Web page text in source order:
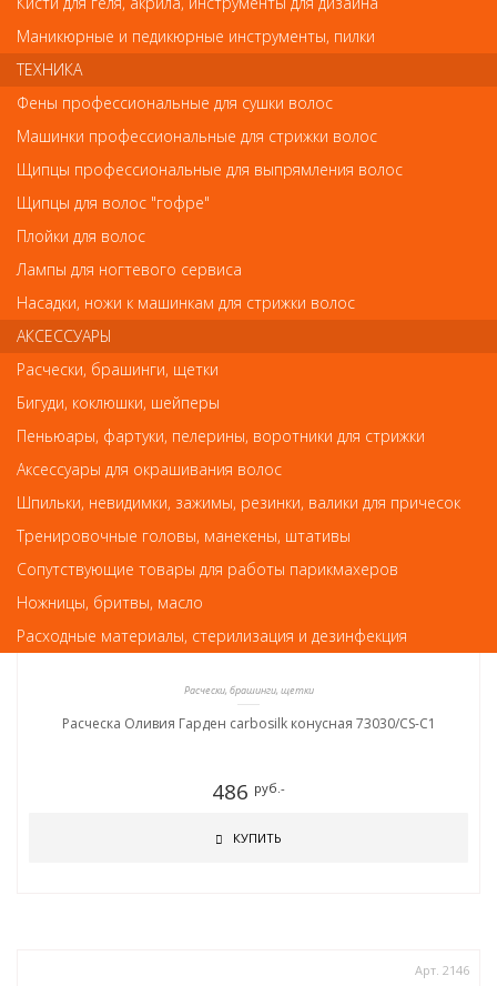
Код
Обратите внимание
Внешний вид товара «OLIVIA GARDEN Thermal XT Термобрашинг
керамик ион 54мм 71546/CIXT54» может отличаться от
фотографий на сайте. Несовпадение внешнего вида и
комплектности реального товара с фотографиями и описанием
на сайте не является показателем ненадлежащего качества
товара.
Так же советуем посмотреть
Расчески, брашинги, щетки
Расческа Оливия Гарден carbosilk конусная 73030/СS-C1
486 руб.-
КУПИТЬ
Арт. 2146
Маникюрные и педикюрные инструменты, пилки
ТЕХНИКА
Фены профессиональные для сушки волос
Машинки профессиональные для стрижки волос
Щипцы профессиональные для выпрямления волос
Щипцы для волос "гофре"
Плойки для волос
Лампы для ногтевого сервиса
Насадки, ножи к машинкам для стрижки волос
АКСЕССУАРЫ
Расчески, брашинги, щетки
Бигуди, коклюшки, шейперы
Пеньюары, фартуки, пелерины, воротники для стрижки
Аксессуары для окрашивания волос
Шпильки, невидимки, зажимы, резинки, валики для причесок
Тренировочные головы, манекены, штативы
Сопутствующие товары для работы парикмахеров
Ножницы, бритвы, масло
Расходные материалы, стерилизация и дезинфекция